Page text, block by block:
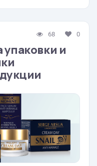
68 0
упаковки и